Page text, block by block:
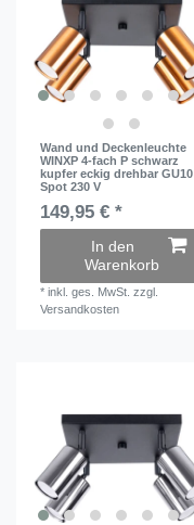
Wand und Deckenleuchte
WINXP 4-fach P schwarz
kupfer eckig drehbar GU10
Spot 230 V
149,95 € *
In den
Warenkorb
*inkl. ges. MwSt. zzgl.
Versandkosten